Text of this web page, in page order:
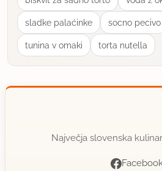
sladke palaćinke socno pecivo
tunina v omaki torta nutella
Največja slovenska